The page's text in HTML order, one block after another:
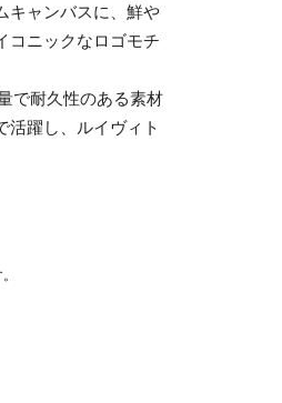
キャンバスに、鮮や
コニックなロゴモチ
で耐久性のある素材
活躍し、ルイヴィト